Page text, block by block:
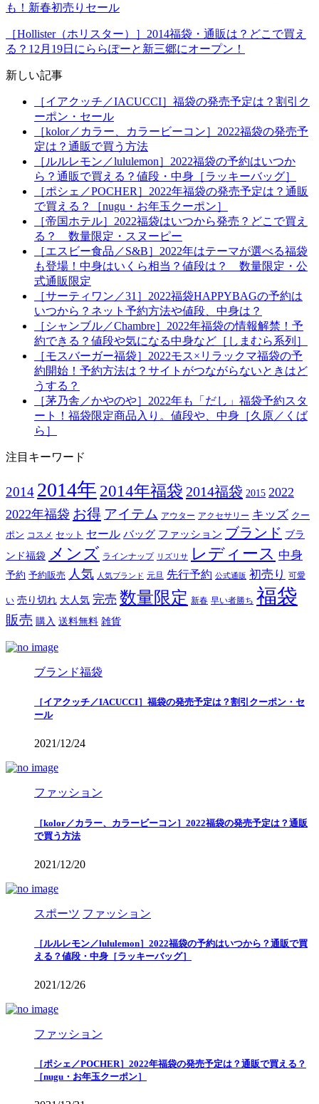
も！新春初売りセール
［Hollister（ホリスター）］2014福袋・通販は？どこで買え
る？12月19日にららぽーと新三郷にオープン！
新しい記事
［イアクッチ／IACUCCI］福袋の発売予定は？割引ク
ーポン・セール
［kolor／カラー、カラービーコン］2022福袋の発売予
定は？通販で買う方法
［ルルレモン／lululemon］2022福袋の予約はいつか
ら？通販で買える？値段・中身［ラッキーバッグ］
［ポシェ／POCHER］2022年福袋の発売予定は？通販
で買える？［nugu・お年玉クーポン］
［帝国ホテル］2022福袋はいつから発売？どこで買え
る？ 数量限定・スヌーピー
［エスビー食品／S&B］2022年はテーマが選べる福袋
も登場！中身はいくら相当？値段は？ 数量限定・公
式通販限定
［サーティワン／31］2022福袋HAPPYBAGの予約は
いつから？ネット予約方法や値段、中身は？
［シャンブル／Chambre］2022年福袋の情報解禁！予
約できる？値段や気になる中身など［しまむら系列］
［モスバーガー福袋］2022モス×リラックマ福袋の予
約開始！予約方法は？サイトがつながらないときはど
うする？
［茅乃舎／かやのや］2022年も「だし」福袋予約スタ
ート！福袋限定商品入り。値段や、中身［久原／くば
ら］
注目キーワード
2014 2014年 2014年福袋 2014福袋 2015 2022
2022年福袋 お得 アイテム アウター アクセサリー キッズ クー
ポン コスメ セット セール バッグ ファッション ブランド ブラ
ンド福袋 メンズ ラインナップ リズリサ レディース 中身
予約 予約販売 人気 人気ブランド 元旦 先行予約 公式通販 初売り 可愛
い 売り切れ 大人気 完売 数量限定 新春 早い者勝ち 福袋
販売 購入 送料無料 雑貨
ブランド福袋
［イアクッチ／IACUCCI］福袋の発売予定は？割引クーポン・セ
ール
2021/12/24
ファッション
［kolor／カラー、カラービーコン］2022福袋の発売予定は？通販
で買う方法
2021/12/20
スポーツ ファッション
［ルルレモン／lululemon］2022福袋の予約はいつから？通販で買
える？値段・中身［ラッキーバッグ］
2021/12/26
ファッション
［ポシェ／POCHER］2022年福袋の発売予定は？通販で買える？
［nugu・お年玉クーポン］